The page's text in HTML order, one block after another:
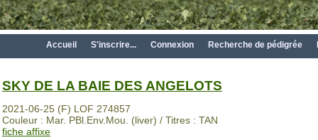
Accueil S'inscrire... Connexion Recherche de pédigrée
SKY DE LA BAIE DES ANGELOTS
2021-06-25 (F) LOF 274857
Couleur : Mar. PBl.Env.Mou. (liver) / Titres : TAN
fiche affixe